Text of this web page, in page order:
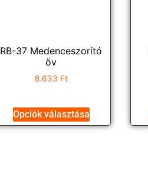
RB-37 Medenceszorító
öv
8.633 Ft
Opciók választása